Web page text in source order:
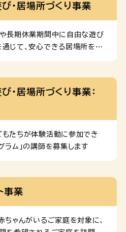
イフデザイン支援事業事務局
社）TEL：03-6801-
heart.co
・居場所づくり事業
長期休業期間中に自由な遊び
じて、安心できる居場所を提
・居場所づくり事業：
たちが体験活動に参加でき
ラム」の講師を募集します
事業
ちゃんがいるご家庭を対象に、